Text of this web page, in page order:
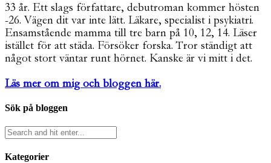
33 år. Ett slags författare, debutroman kommer hösten
-26. Vägen dit var inte lätt. Läkare, specialist i psykiatri.
Ensamstående mamma till tre barn på 10, 12, 14. Läser
istället för att städa. Försöker forska. Tror ständigt att
något stort väntar runt hörnet. Kanske är vi mitt i det.
Läs mer om mig och bloggen här.
Sök på bloggen
Kategorier